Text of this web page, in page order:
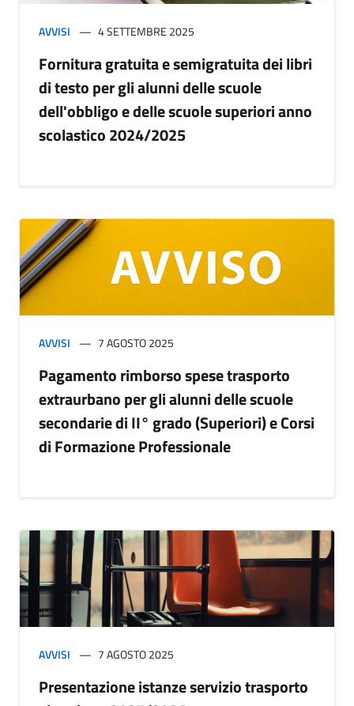
AVVISI 4 SETTEMBRE 2025
Fornitura gratuita e semigratuita dei libri
di testo per gli alunni delle scuole
dell'obbligo e delle scuole superiori anno
scolastico 2024/2025
AVVISI 7 AGOSTO 2025
Pagamento rimborso spese trasporto
extraurbano per gli alunni delle scuole
secondarie di II° grado (Superiori) e Corsi
di Formazione Professionale
AVVISI 7 AGOSTO 2025
Presentazione istanze servizio trasporto